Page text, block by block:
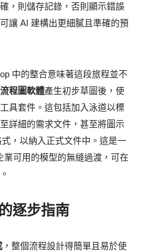
，則儲存記錄，否則顯示錯誤
讓 AI 建構出更細膩且準確的預
中的整合意味著這段旅程並不
程圖軟體產生初步草圖後，使
具套件。這包括加入泳道以標
詳細的需求文件，甚至將圖示
，以納入正式文件中。這是一
可用的模型的無縫過渡，可在
逐步指南
，整個流程設計得簡單且易於使